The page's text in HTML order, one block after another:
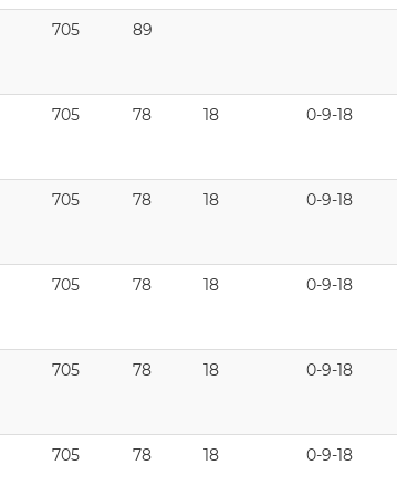
705 89
705 78 18 0-9-18
705 78 18 0-9-18
705 78 18 0-9-18
705 78 18 0-9-18
705 78 18 0-9-18